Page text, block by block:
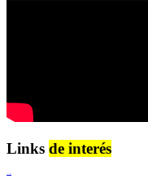
Links de interés